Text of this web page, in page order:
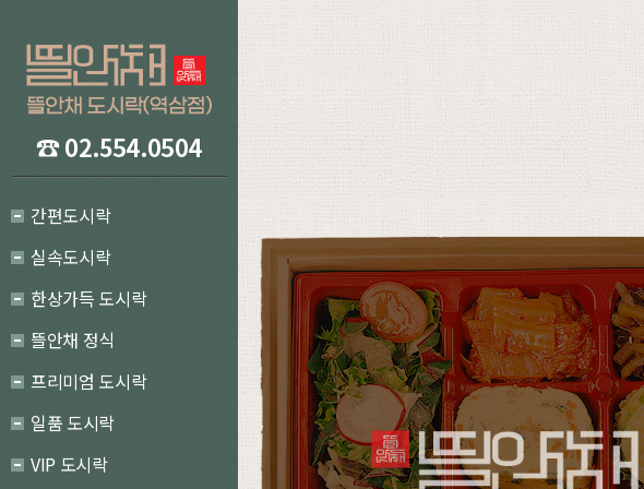
간편도시락
실속도시락
한상가득 도시락
뜰안채 정식
프리미엄 도시락
일품 도시락
VIP 도시락